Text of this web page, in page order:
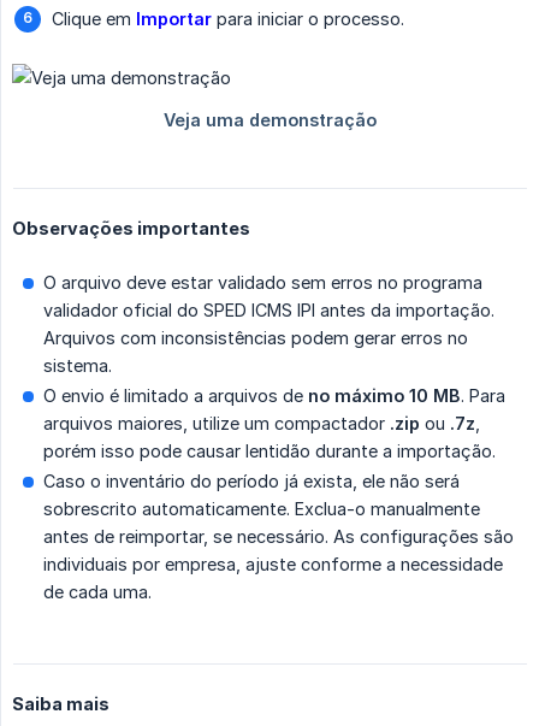
Clique em Importar para iniciar o processo.
Observações importantes
O arquivo deve estar validado sem erros no programa
validador oficial do SPED ICMS IPI antes da importação.
Arquivos com inconsistências podem gerar erros no
sistema.
O envio é limitado a arquivos de no máximo 10 MB. Para
arquivos maiores, utilize um compactador .zip ou .7z
porém isso pode causar lentidão durante a importação.
Caso o inventário do período já exista, ele não será
sobrescrito automaticamente. Exclua-o manualmente
antes de reimportar, se necessário. As configurações são
individuais por empresa, ajuste conforme a necessidade
de cada uma.
Saiba mais